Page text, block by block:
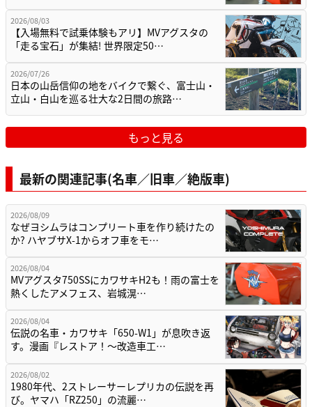
2026/08/03
【入場無料で試乗体験もアリ】MVアグスタの
「走る宝石」が集結! 世界限定50…
2026/07/26
日本の山岳信仰の地をバイクで繋ぐ、富士山・
立山・白山を巡る壮大な2日間の旅路…
もっと見る
最新の関連記事(名車／旧車／絶版車)
2026/08/09
なぜヨシムラはコンプリート車を作り続けたの
か? ハヤブサX-1からオフ車をモ…
2026/08/04
MVアグスタ750SSにカワサキH2も！雨の富士を
熱くしたアメフェス、岩城滉…
2026/08/04
伝説の名車・カワサキ「650-W1」が息吹き返
す。漫画『レストア！～改造車工…
2026/08/02
1980年代、2ストレーサーレプリカの伝説を再
び。ヤマハ「RZ250」の流麗…